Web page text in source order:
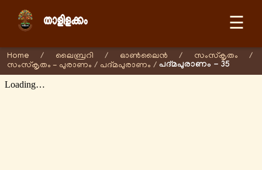
☰
Home / ലൈബ്രറി / ഓണ്‍ലൈന്‍ / സംസ്കൃതം
/
സംസ്കൃതം - പുരാണം / പദ്മപുരാണം / പദ്മപുരാണം - 35